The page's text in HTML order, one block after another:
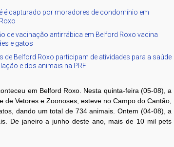
é capturado por moradores de condomínio em
de vacinação antirrábica em Belford Roxo vacina
e gatos
de Belford Roxo participam de atividades para a saúde
e dos animais na PRF
em Belford Roxo. Nesta quinta-feira (05-08), a
Vetores e Zoonoses, esteve no Campo do Cantão,
dando um total de 734 animais. Ontem (04-08), a
De janeiro a junho deste ano, mais de 10 mil pets